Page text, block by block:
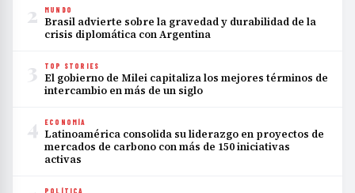
2 MUNDO
Brasil advierte sobre la gravedad y durabilidad de la
crisis diplomática con Argentina
3 TOP STORIES
El gobierno de Milei capitaliza los mejores términos de
intercambio en más de un siglo
4 ECONOMÍA
Latinoamérica consolida su liderazgo en proyectos de
mercados de carbono con más de 150 iniciativas
activas